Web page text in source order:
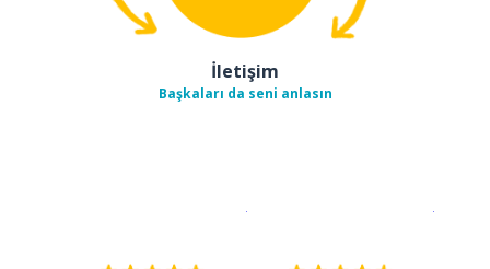
İletişim
Başkaları da seni anlasın